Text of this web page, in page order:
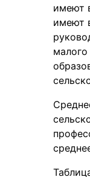
имеют
имеют